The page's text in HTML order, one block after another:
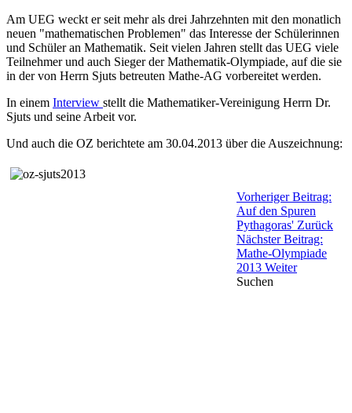
Am UEG weckt er seit mehr als drei Jahrzehnten mit den monatlich
neuen "mathematischen Problemen" das Interesse der Schülerinnen
und Schüler an Mathematik. Seit vielen Jahren stellt das UEG viele
Teilnehmer und auch Sieger der Mathematik-Olympiade, auf die sie
in der von Herrn Sjuts betreuten Mathe-AG vorbereitet werden.
In einem Interview stellt die Mathematiker-Vereinigung Herrn Dr.
Sjuts und seine Arbeit vor.
Und auch die OZ berichtete am 30.04.2013 über die Auszeichnung:
Vorheriger Beitrag:
Auf den Spuren
Pythagoras' Zurück
Nächster Beitrag:
Mathe-Olympiade
2013 Weiter
Suchen